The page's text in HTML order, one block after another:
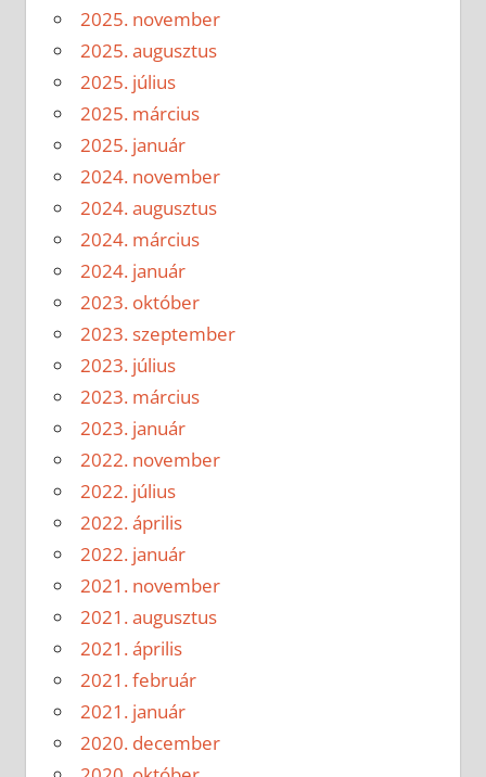
2025. november
2025. augusztus
2025. július
2025. március
2025. január
2024. november
2024. augusztus
2024. március
2024. január
2023. október
2023. szeptember
2023. július
2023. március
2023. január
2022. november
2022. július
2022. április
2022. január
2021. november
2021. augusztus
2021. április
2021. február
2021. január
2020. december